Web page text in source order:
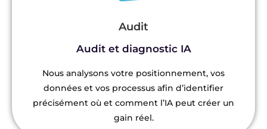
Audit
Audit et diagnostic IA
Nous analysons votre positionnement, vos
données et vos processus afin d’identifier
précisément où et comment l’IA peut créer un
gain réel.